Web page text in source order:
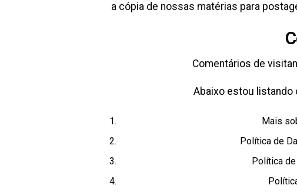
a cópia de nossas matérias para
Comentários de
Abaixo estou
Mais
Política de
Política